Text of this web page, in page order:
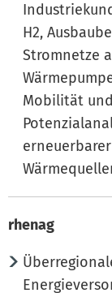
H2,
Stromnetze
Mobilität und
erneuerbarer
rhenag